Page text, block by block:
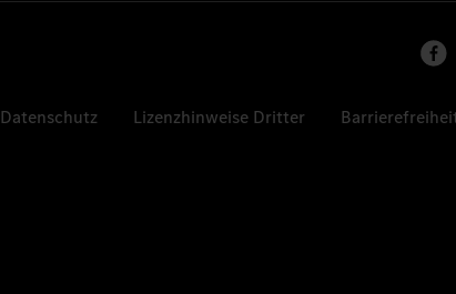
Datenschutz Lizenzhinweise Dritter